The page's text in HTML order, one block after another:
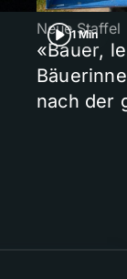
1 Min
Neue Staffel
«Bauer,
nach der